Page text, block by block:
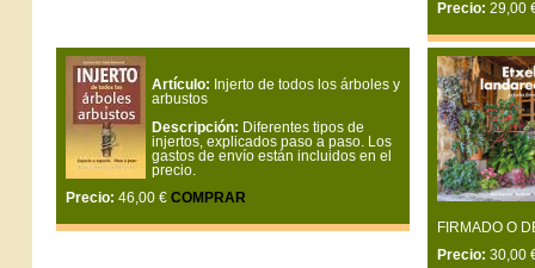
Precio: 29,00
Artículo: Injerto de todos los árboles y
arbustos
Descripción: Diferentes tipos de
injertos, explicados paso a paso. Los
gastos de envío están incluidos en el
precio.
Precio: 46,00 € COMPRAR
FIRMADO O
Precio: 30,00